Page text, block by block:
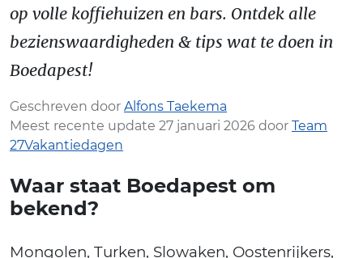
op volle koffiehuizen en bars. Ontdek alle
bezienswaardigheden & tips wat te doen in
Boedapest!
Geschreven door Alfons Taekema
Meest recente update 27 januari 2026 door Team
27Vakantiedagen
Waar staat Boedapest om
bekend?
Mongolen, Turken, Slowaken, Oostenrijkers,